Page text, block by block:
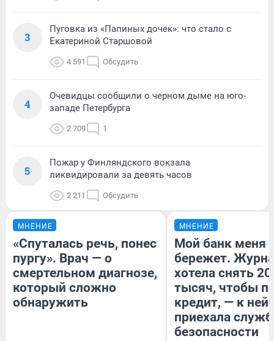
3
Пуговка из «Папиных дочек»: что стало с
Екатериной Старшовой
4 591 Обсудить
4
Очевидцы сообщили о черном дыме на юго-
западе Петербурга
2 709 1
5
Пожар у Финляндского вокзала
ликвидировали за девять часов
2 211 Обсудить
МНЕНИЕ
«Спуталась речь, понес
пургу». Врач — о
смертельном диагнозе,
который сложно
обнаружить
МНЕНИЕ
Мой банк меня
бережет.
хотела снять
тысяч, чтобы
кредит, — к
приехала
безопасности